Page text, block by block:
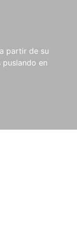
partir de su
en